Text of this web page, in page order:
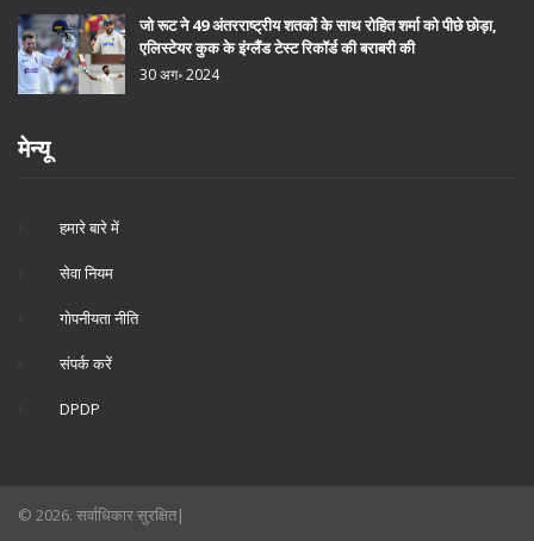
जो रूट ने 49 अंतरराष्ट्रीय शतकों के साथ रोहित शर्मा को पीछे छोड़ा,
एलिस्टेयर कुक के इंग्लैंड टेस्ट रिकॉर्ड की बराबरी की
30 अग॰ 2024
मेन्यू
हमारे बारे में
सेवा नियम
गोपनीयता नीति
संपर्क करें
DPDP
© 2026. सर्वाधिकार सुरक्षित|